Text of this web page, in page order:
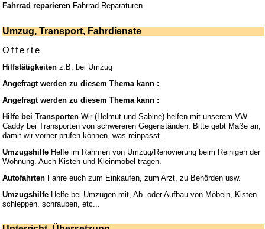
Fahrrad reparieren Fahrrad-Reparaturen
Umzug, Transport, Fahrdienste
Offerte
Hilfstätigkeiten z.B. bei Umzug
Angefragt werden zu diesem Thema kann :
Angefragt werden zu diesem Thema kann :
Hilfe bei Transporten Wir (Helmut und Sabine) helfen mit unserem VW
Caddy bei Transporten von schwereren Gegenständen. Bitte gebt Maße an,
damit wir vorher prüfen können, was reinpasst.
Umzugshilfe Helfe im Rahmen von Umzug/Renovierung beim Reinigen der
Wohnung. Auch Kisten und Kleinmöbel tragen.
Autofahrten Fahre euch zum Einkaufen, zum Arzt, zu Behörden usw.
Umzugshilfe Helfe bei Umzügen mit, Ab- oder Aufbau von Möbeln, Kisten
schleppen, schrauben, etc...